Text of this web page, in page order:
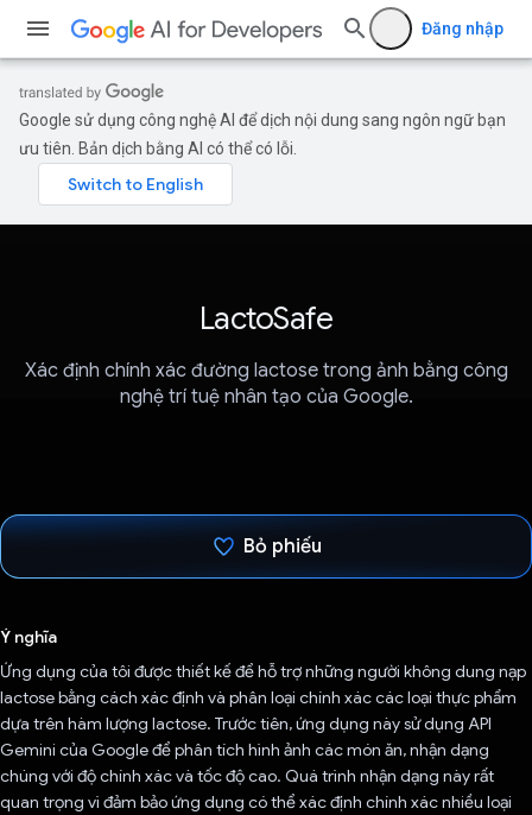
Đăng nhập
Google sử dụng công nghệ AI để dịch nội dung sang ngôn ngữ bạn
ưu tiên. Bản dịch bằng AI có thể có lỗi.
LactoSafe
Xác định chính xác đường lactose trong ảnh bằng công
nghệ trí tuệ nhân tạo của Google.
Bỏ phiếu
Ý nghĩa
Ứng dụng của tôi được thiết kế để hỗ trợ những người không dung nạp
lactose bằng cách xác định và phân loại chính xác các loại thực phẩm
dựa trên hàm lượng lactose. Trước tiên, ứng dụng này sử dụng API
Gemini của Google để phân tích hình ảnh các món ăn, nhận dạng
chúng với độ chính xác và tốc độ cao. Quá trình nhận dạng này rất
quan trọng vì đảm bảo ứng dụng có thể xác định chính xác nhiều loại